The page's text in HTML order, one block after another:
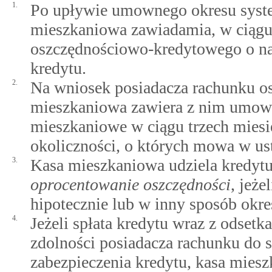
1.
Po upływie umownego okresu
mieszkaniowa zawiadamia, w
oszczędnościowo-kredytowego o
kredytu.
2.
Na wniosek posiadacza rachunku
mieszkaniowa zawiera z nim
mieszkaniowe w ciągu trzech
okoliczności, o których mowa w
3.
Kasa mieszkaniowa udziela
oprocentowanie oszczędności,
hipotecznie lub w inny sposób
4.
Jeżeli spłata kredytu wraz z
zdolności posiadacza rachunku
zabezpieczenia kredytu, kasa